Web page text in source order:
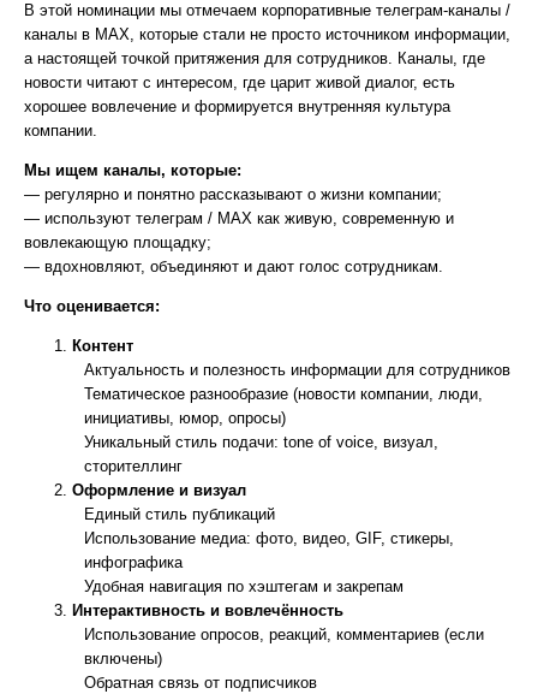
В этой номинации мы отмечаем корпоративные телеграм-каналы /
каналы в МАХ, которые стали не просто источником информации,
а настоящей точкой притяжения для сотрудников. Каналы, где
новости читают с интересом, где царит живой диалог, есть
хорошее вовлечение и формируется внутренняя культура
компании.
Мы ищем каналы, которые:
— регулярно и понятно рассказывают о жизни компании;
— используют телеграм / МАХ как живую, современную и
вовлекающую площадку;
— вдохновляют, объединяют и дают голос сотрудникам.
Что оценивается:
Контент
Актуальность и полезность информации для сотрудников
Тематическое разнообразие (новости компании, люди,
инициативы, юмор, опросы)
Уникальный стиль подачи: tone of voice, визуал,
сторителлинг
Оформление и визуал
Единый стиль публикаций
Использование медиа: фото, видео, GIF, стикеры,
инфографика
Удобная навигация по хэштегам и закрепам
Интерактивность и вовлечённость
Использование опросов, реакций, комментариев (если
включены)
Обратная связь от подписчиков